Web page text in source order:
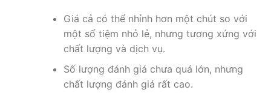
Giá cả có thể nhỉnh hơn một chút so với
một số tiệm nhỏ lẻ, nhưng tương xứng với
chất lượng và dịch vụ.
Số lượng đánh giá chưa quá lớn, nhưng
chất lượng đánh giá rất cao.